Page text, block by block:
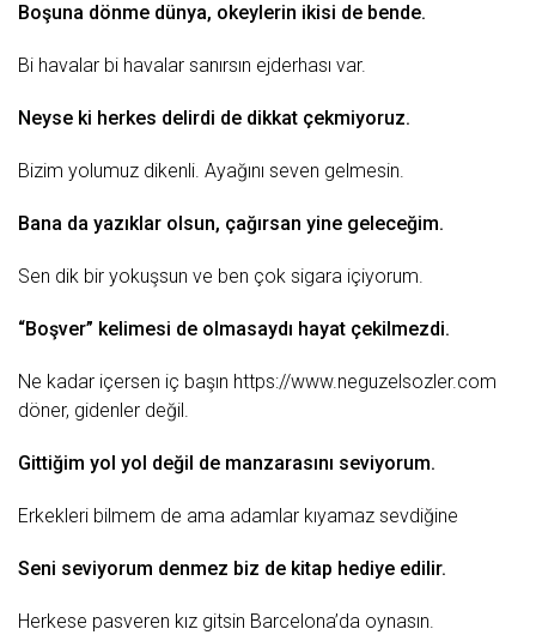
Boşuna dönme dünya, okeylerin ikisi de bende.
Bi havalar bi havalar sanırsın ejderhası var.
Neyse ki herkes delirdi de dikkat çekmiyoruz.
Bizim yolumuz dikenli. Ayağını seven gelmesin.
Bana da yazıklar olsun, çağırsan yine geleceğim.
Sen dik bir yokuşsun ve ben çok sigara içiyorum.
“Boşver” kelimesi de olmasaydı hayat çekilmezdi.
Ne kadar içersen iç başın https://www.neguzelsozler.com
döner, gidenler değil.
Gittiğim yol yol değil de manzarasını seviyorum.
Erkekleri bilmem de ama adamlar kıyamaz sevdiğine
Seni seviyorum denmez biz de kitap hediye edilir.
Herkese pasveren kız gitsin Barcelona’da oynasın.